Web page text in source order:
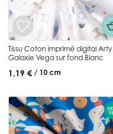
Tissu Coton imprimé digital Arty
Galaxie Vega sur fond Blanc
1,19 € / 10 cm